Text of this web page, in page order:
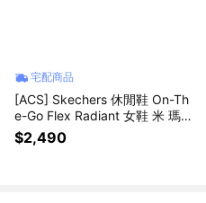
宅配商品
[ACS] Skechers 休閒鞋 On-Th
e-Go Flex Radiant 女鞋 米 瑪莉
珍鞋 黏扣帶 138530TPE
$2,490